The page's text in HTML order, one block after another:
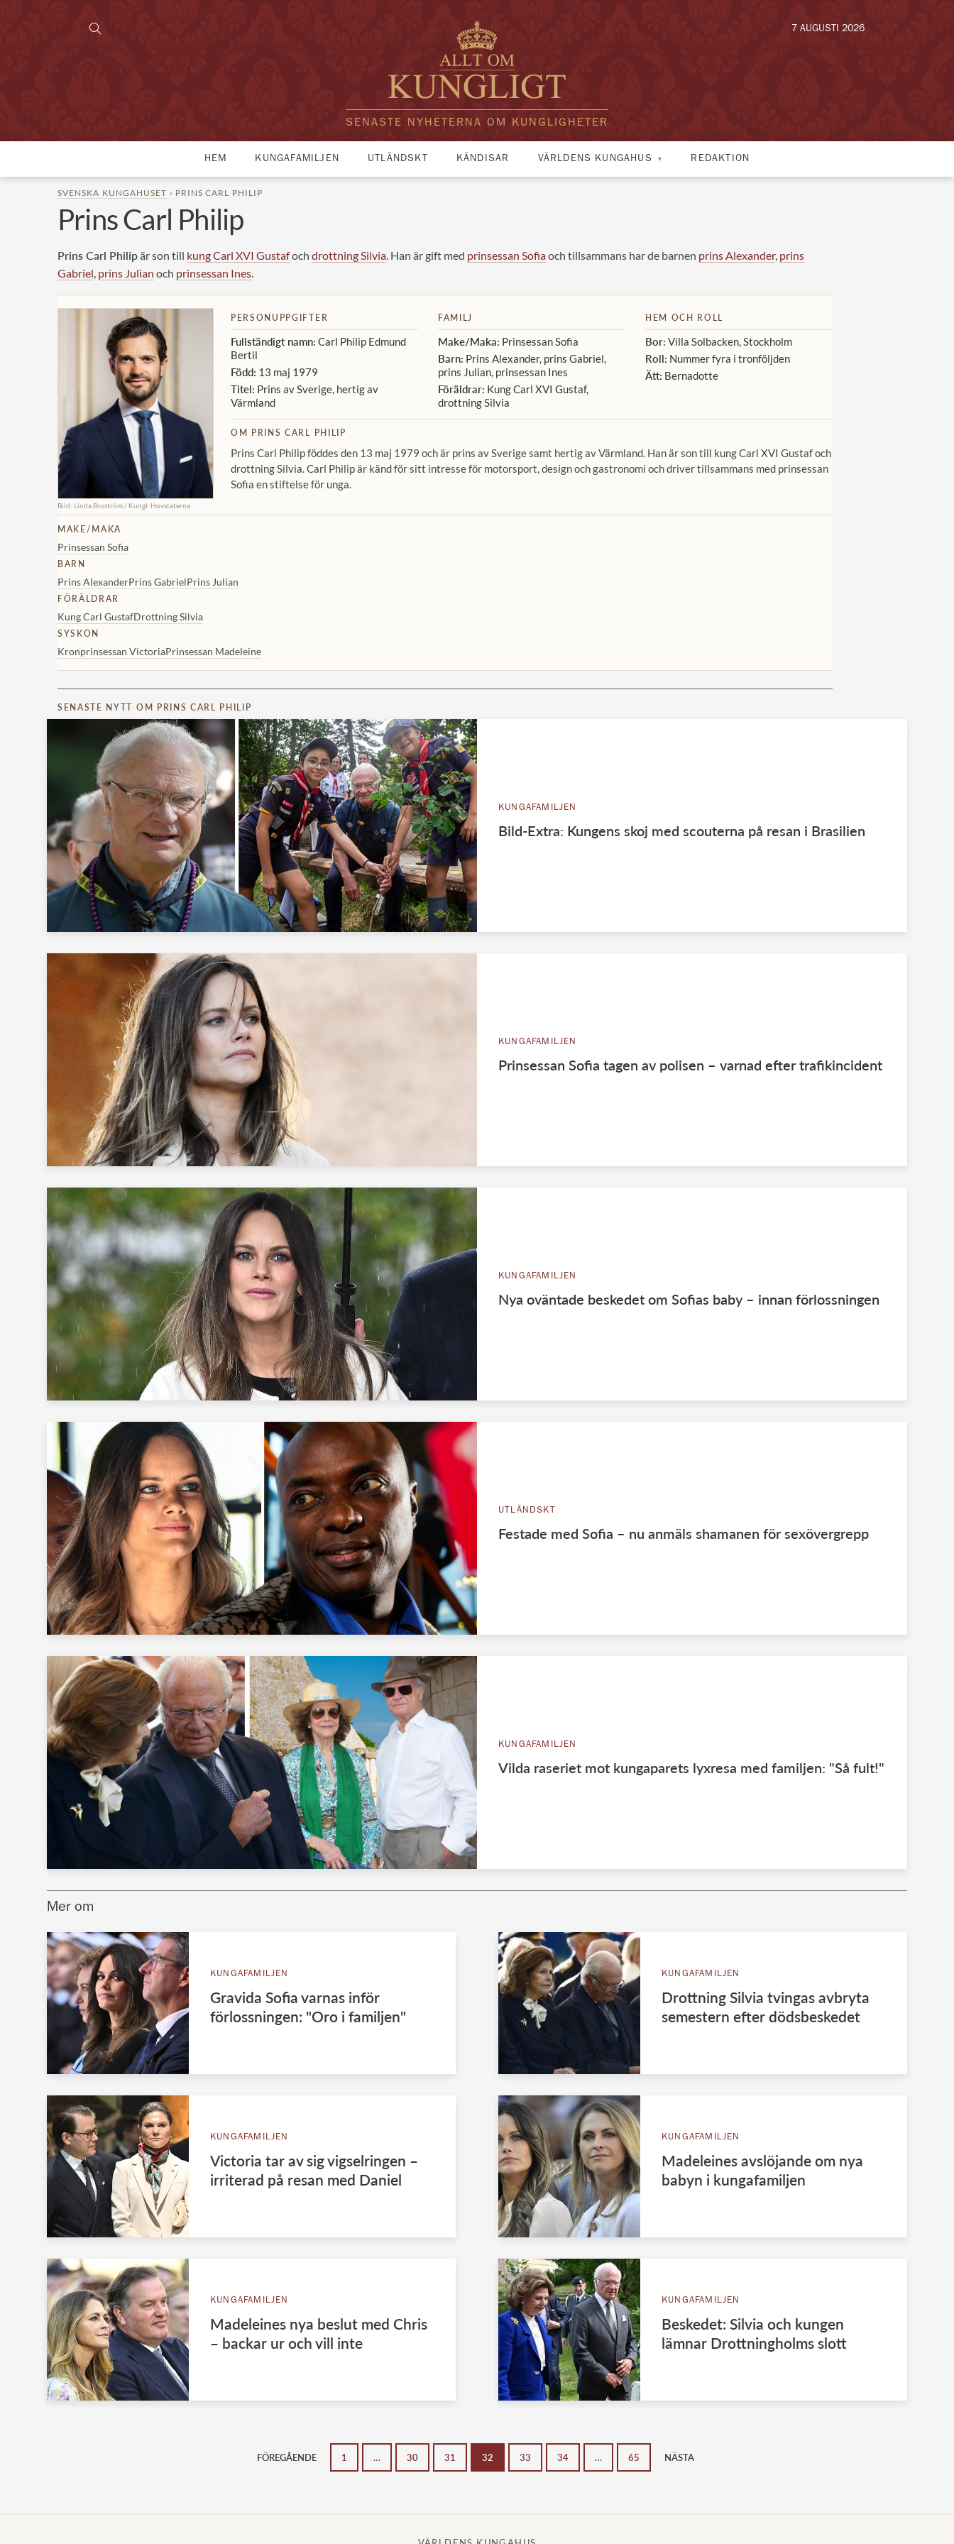
SENASTE NYHETERNA OM KUNGLIGHETER
7 AUGUSTI 2026
HEM KUNGAFAMILJEN UTLÄNDSKT KÄNDISAR VÄRLDENS KUNGAHUS REDAKTION
SVENSKA KUNGAHUSET › PRINS CARL PHILIP
Prins Carl Philip
Prins Carl Philipär son till kung Carl XVI Gustafoch drottning Silvia. Han är gift med prinsessan Sofiaoch tillsammans har de barnen prins Alexander, prins
Gabriel, prins Julian och prinsessan Ines.
Bild: Linda Broström / Kungl. Hovstaterna
PERSONUPPGIFTER
Fullständigt namn: Carl Philip Edmund
Bertil
Född: 13 maj 1979
Titel: Prins av Sverige, hertig av
Värmland
FAMILJ
Make/Maka: Prinsessan Sofia
Barn: Prins Alexander, prins Gabriel,
prins Julian, prinsessan Ines
Föräldrar: Kung Carl XVI Gustaf,
drottning Silvia
HEM OCH ROLL
Bor: Villa Solbacken, Stockholm
Roll: Nummer fyra i tronföljden
Ätt: Bernadotte
OM PRINS CARL PHILIP
Prins Carl Philip föddes den 13 maj 1979 och är prins av Sverige samt hertig av Värmland. Han är son till kung Carl XVI Gustaf och
drottning Silvia. Carl Philip är känd för sitt intresse för motorsport, design och gastronomi och driver tillsammans med prinsessan
Sofia en stiftelse för unga.
MAKE/MAKA
Prinsessan Sofia
BARN
Prins AlexanderPrins GabrielPrins Julian
FÖRÄLDRAR
Kung Carl GustafDrottning Silvia
SYSKON
Kronprinsessan VictoriaPrinsessan Madeleine
SENASTE NYTT OM PRINS CARL PHILIP
KUNGAFAMILJEN
Bild-Extra: Kungens skoj med scouterna på resan i Brasilien
KUNGAFAMILJEN
Prinsessan Sofia tagen av polisen – varnad efter trafikincident
KUNGAFAMILJEN
Nya oväntade beskedet om Sofias baby – innan förlossningen
UTLÄNDSKT
Festade med Sofia – nu anmäls shamanen för sexövergrepp
KUNGAFAMILJEN
Vilda raseriet mot kungaparets lyxresa med familjen: "Så fult!"
Mer om
KUNGAFAMILJEN
Gravida Sofia varnas inför
förlossningen: "Oro i familjen"
KUNGAFAMILJEN
Drottning Silvia tvingas avbryta
semestern efter dödsbeskedet
KUNGAFAMILJEN
Victoria tar av sig vigselringen –
irriterad på resan med Daniel
KUNGAFAMILJEN
Madeleines avslöjande om nya
babyn i kungafamiljen
KUNGAFAMILJEN
Madeleines nya beslut med Chris
– backar ur och vill inte
KUNGAFAMILJEN
Beskedet: Silvia och kungen
lämnar Drottningholms slott
FÖREGÅENDE 1 … 30 31 32 33 34 … 65 NÄSTA